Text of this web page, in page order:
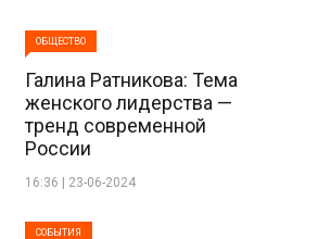
ОБЩЕСТВО
Галина Ратникова: Тема
женского лидерства —
тренд современной
России
16:36 | 23-06-2024
СОБЫТИЯ